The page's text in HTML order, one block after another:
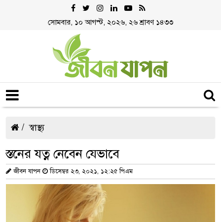
সোমবার, ১০ আগস্ট, ২০২৬, ২৬ শ্রাবণ ১৪৩৩
স্বাস্থ্য
স্তনের যত্ন নেবেন যেভাবে
জীবন যাপন ডিসেম্বর ২৩, ২০২১, ১২:২৫ পিএম